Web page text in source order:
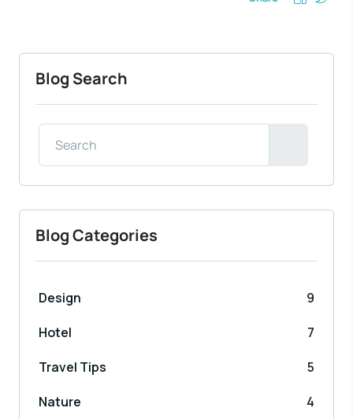
Blog Search
Blog Categories
Design
9
Hotel
7
Travel Tips
5
Nature
4